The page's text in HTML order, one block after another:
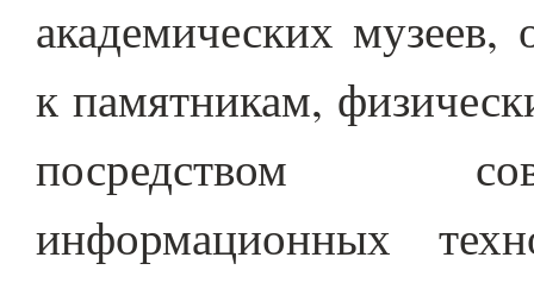
академических музеев,
к памятникам,
посредством
информационных